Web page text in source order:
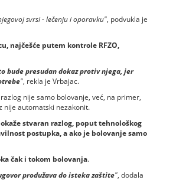
svrsi - lečenju i oporavku", podvukla je
najčešće putem kontrole RFZO,
bude presudan dokaz protiv njega, jer
", rekla je Vrbajac.
nije samo bolovanje, već, na primer,
nije automatski nezakonit.
stvaran razlog, poput tehnološkog
postupka, a ako je bolovanje samo
čak i tokom bolovanja.
produžava do isteka zaštite", dodala